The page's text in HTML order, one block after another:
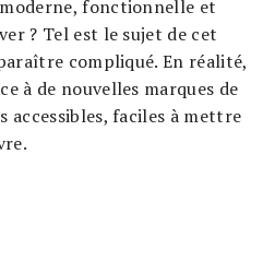
fonctionnelle et
? Tel est le sujet de cet
compliqué. En réalité,
à de nouvelles marques de
accessibles, faciles à mettre